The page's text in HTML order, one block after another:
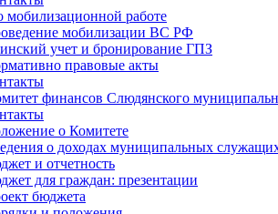
мобилизационной работе
мобилизации ВС РФ
учет и бронирование ГПЗ
правовые акты
финансов Слюдянского
о Комитете
о доходах муниципальных
и отчетность
для граждан: презентации
бюджета